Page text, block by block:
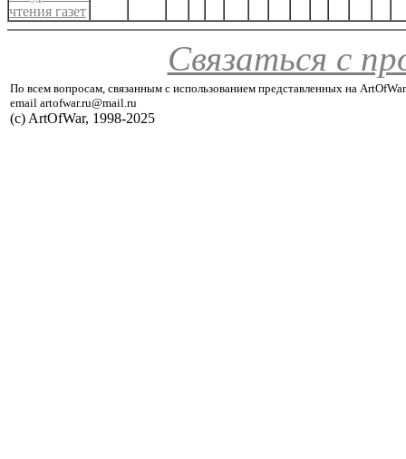
чтения газет
Связаться с
По всем вопросам, связанным с использованием представленных на
email artofwar.ru@mail.ru
(с) ArtOfWar, 1998-2025